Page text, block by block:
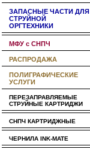
ЗАПАСНЫЕ ЧАСТИ ДЛЯ
СТРУЙНОЙ
ОРГТЕХНИКИ
МФУ с СНПЧ
РАСПРОДАЖА
ПОЛИГРАФИЧЕСКИЕ
УСЛУГИ
ПЕРЕЗАПРАВЛЯЕМЫЕ
СТРУЙНЫЕ КАРТРИДЖИ
СНПЧ КАРТРИДЖНЫЕ
ЧЕРНИЛА INK-MATE